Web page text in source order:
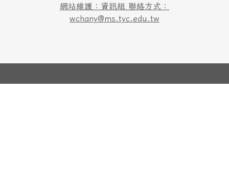
網站維護：資訊組 聯絡方式：
wchany@ms.tyc.edu.tw